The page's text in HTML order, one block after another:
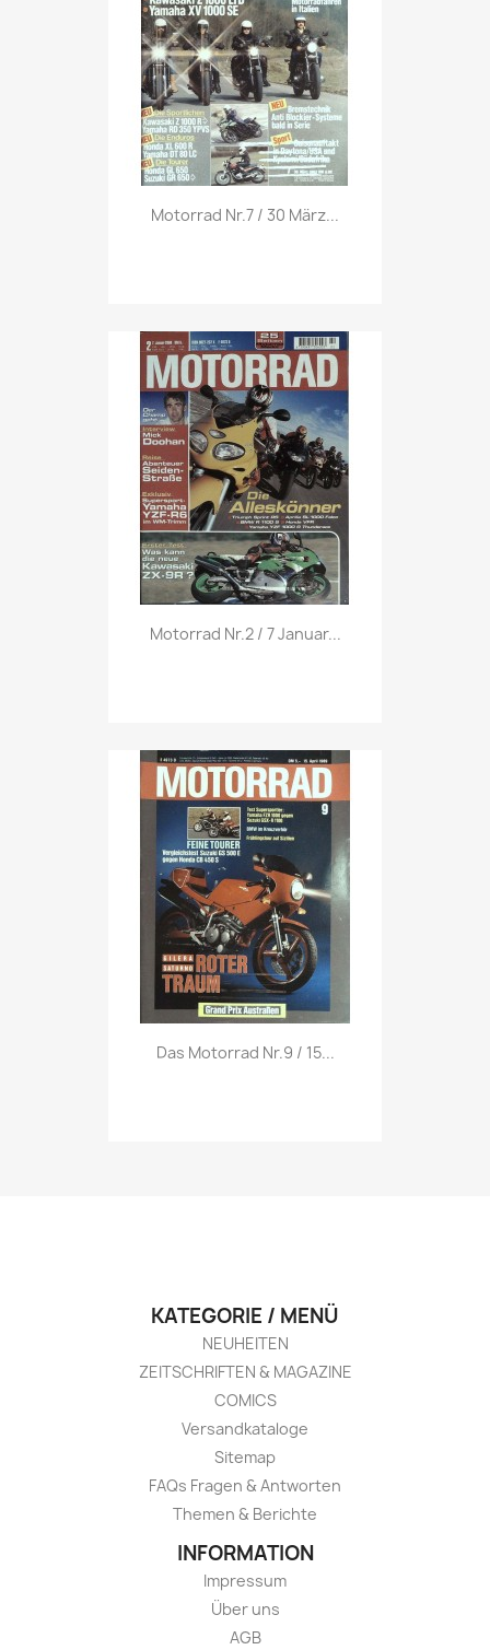
Vorschau
Motorrad Nr.7 / 30 März...
Vorschau
Motorrad Nr.2 / 7 Januar...
Vorschau
Das Motorrad Nr.9 / 15...
KATEGORIE / MENÜ
NEUHEITEN
ZEITSCHRIFTEN & MAGAZINE
COMICS
Versandkataloge
Sitemap
FAQs Fragen & Antworten
Themen & Berichte
INFORMATION
Impressum
Über uns
AGB